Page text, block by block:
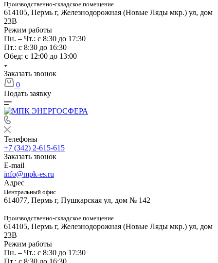
Производственно-складское помещение
614105, Пермь г, Железнодорожная (Новые Ляды мкр.) ул, дом
23В
Режим работы
Пн. – Чт.: с 8:30 до 17:30
Пт.: с 8:30 до 16:30
Обед: с 12:00 до 13:00
Заказать звонок
0
Подать заявку
Телефоны
+7 (342) 2-615-615
Заказать звонок
E-mail
info@mpk-es.ru
Адрес
Центральный офис
614077, Пермь г, Пушкарская ул, дом № 142
Производственно-складское помещение
614105, Пермь г, Железнодорожная (Новые Ляды мкр.) ул, дом
23В
Режим работы
Пн. – Чт.: с 8:30 до 17:30
Пт.: с 8:30 до 16:30